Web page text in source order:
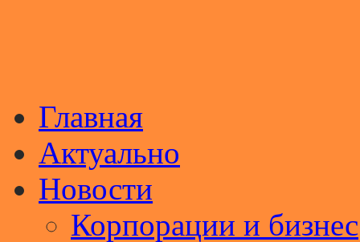
Главная
Актуально
Новости
Корпорации и бизнес